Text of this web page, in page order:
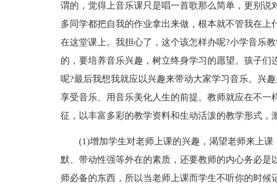
谓的，觉得上音乐课只是唱一首歌那么简单，更别
多同学都把自我的作业拿出来做，根本就不管我在
在这堂课上。我担心了，这个该怎样办呢?小学音乐
的，要培养音乐兴趣，树立终身学习的愿望。孩子
呢?最后我想我就应以兴趣来带动大家学习音乐。兴
享受音乐、用音乐美化人生的前提。教师就应在不
征，以丰富多彩的教学资料和生动活泼的教学形式
(1)增加学生对老师上课的兴趣，渴望老师来上
默、带动性强等外在的素质，还要教师的内心务必
师必备的东西，所以当老师上课而学生不听你的时